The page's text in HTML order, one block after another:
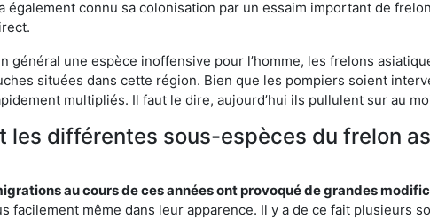
également connu sa colonisation par un essaim important de
général une espèce inoffensive pour l’homme, les frelons
situées dans cette région. Bien que les pompiers soient
multipliés. Il faut le dire, aujourd’hui ils pullulent sur au
les différentes sous-espèces du frelon
au cours de ces années ont provoqué de grandes
facilement même dans leur apparence. Il y a de ce fait plusieurs